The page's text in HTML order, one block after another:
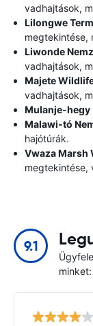
vadhajtások,
Lilongwe
megtekintése,
Liwonde
vadhajtások,
Majete
vadhajtások,
Mulanje-hegy
Malawi-tó
hajótúrák.
Vwaza Marsh
megtekintése,
9.1